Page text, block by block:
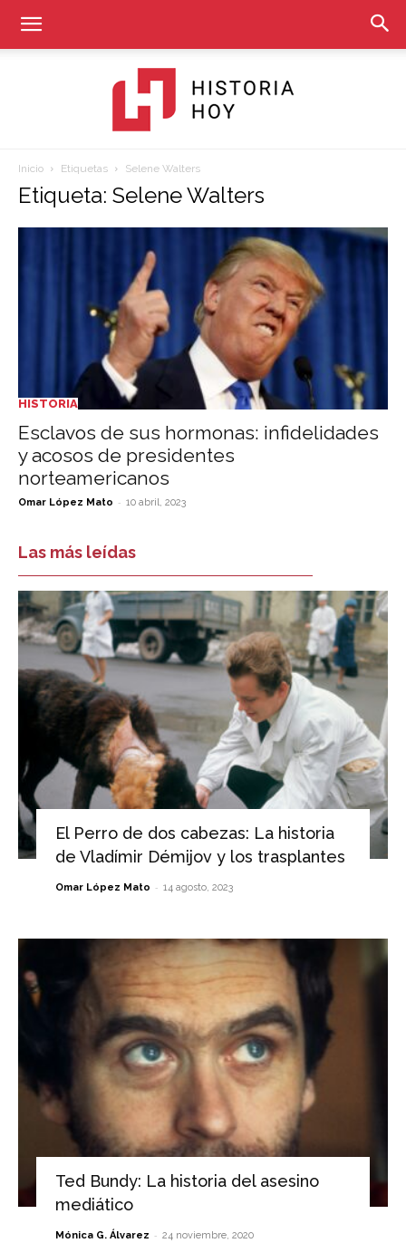
Hoy
Inicio Etiquetas Selene Walters
Etiqueta: Selene Walters
HISTORIA
Esclavos de sus hormonas: infidelidades
y acosos de presidentes
norteamericanos
Omar López Mato - 10 abril, 2023
Las más leídas
El Perro de dos cabezas: La historia
de Vladímir Démijov y los trasplantes
Omar López Mato - 14 agosto, 2023
Ted Bundy: La historia del asesino
mediático
Mónica G. Álvarez - 24 noviembre, 2020